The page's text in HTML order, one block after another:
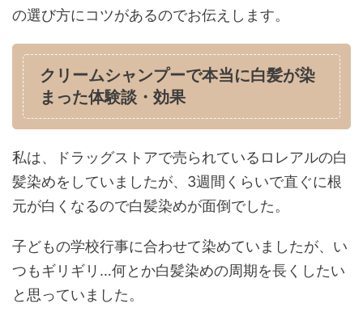
の選び方にコツがあるのでお伝えします。
クリームシャンプーで本当に白髪が染
まった体験談・効果
私は、ドラッグストアで売られているロレアルの白
髪染めをしていましたが、3週間くらいで直ぐに根
元が白くなるので白髪染めが面倒でした。
子どもの学校行事に合わせて染めていましたが、い
つもギリギリ…何とか白髪染めの周期を長くしたい
と思っていました。